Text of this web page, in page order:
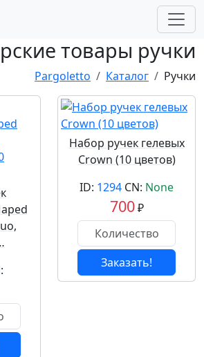
товары ручки
Pargoletto Каталог Ручки
Набор ручек гелевых
Crown (10 цветов)
ID: 1294 CN: None
700₽
Заказать!